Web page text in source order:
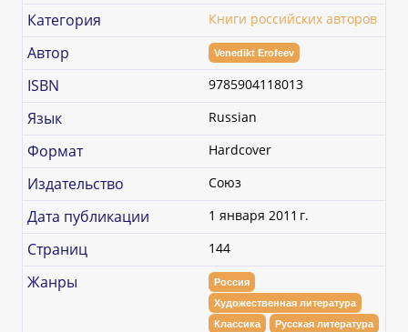
Категория Книги российских авторов
Автор Venedikt Erofeev
ISBN 9785904118013
Язык Russian
Формат Hardcover
Издательство Союз
Дата публикации 1 января 2011 г.
Страниц 144
Жанры
Россия
Художественная литература
Классика
Русская литература